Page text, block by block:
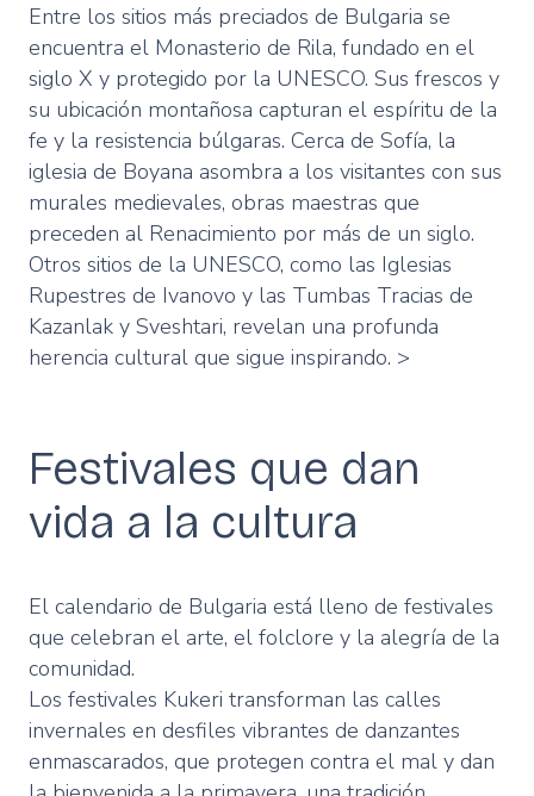
Entre los sitios más preciados de Bulgaria se
encuentra el Monasterio de Rila, fundado en el
siglo X y protegido por la UNESCO. Sus frescos y
su ubicación montañosa capturan el espíritu de la
fe y la resistencia búlgaras. Cerca de Sofía, la
iglesia de Boyana asombra a los visitantes con sus
murales medievales, obras maestras que
preceden al Renacimiento por más de un siglo.
Otros sitios de la UNESCO, como las Iglesias
Rupestres de Ivanovo y las Tumbas Tracias de
Kazanlak y Sveshtari, revelan una profunda
herencia cultural que sigue inspirando. >
Festivales que dan
vida a la cultura
El calendario de Bulgaria está lleno de festivales
que celebran el arte, el folclore y la alegría de la
comunidad.
Los festivales Kukeri transforman las calles
invernales en desfiles vibrantes de danzantes
enmascarados, que protegen contra el mal y dan